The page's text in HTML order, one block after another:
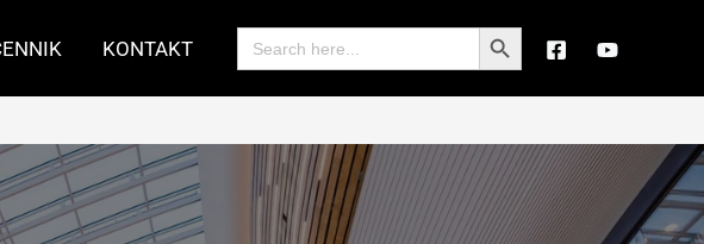
KONTAKT
Search
for:
Search Button